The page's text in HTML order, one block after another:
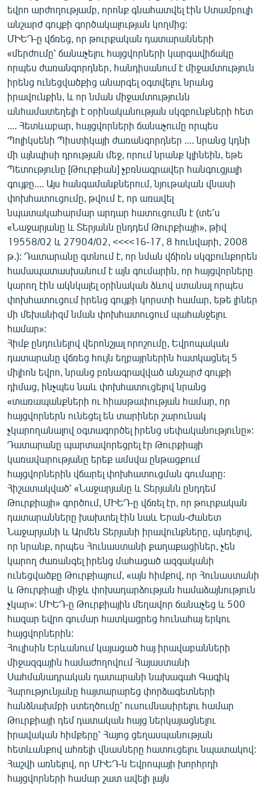
եվրո արժողությամբ, որոնք գնահատվել էին Ստամբուլի
անշարժ գույքի գործակալության կողմից:
ՄԻԵԴ-ը վճռեց, որ թուրքական դատարանների
«մերժումը՝ ճանաչելու հայցվորների կարգավիճակը
որպես ժառանգորդներ, հանդիսանում է միջամտություն
իրենց ունեցվածքից անարգել օգտվելու նրանց
իրավունքին, և որ նման միջամտությունն
անհամատեղելի է օրինականության սկզբունքների հետ
.... Հետևաբար, հայցվորների ճանաչումը որպես
Պոլիկսենի Պիստիկայի ժառանգորդներ .... նրանց կդնի
մի այնպիսի դրության մեջ, որում նրանք կլինեին, եթե
Պետությունը [Թուրքիան] չբռնագրավեր հանգուցյալի
գույքը.... Այս հանգամանքներում, նյութական վնասի
փոխհատուցումը, թվում է, որ առավել
նպատակահարմար արդար հատուցումն է (տե՛ս
«Նաջարյանը և Տերյանն ընդդեմ Թուրքիայի», թիվ
19558/02 և 27904/02, <<<<16-17, 8 հունվարի, 2008
թ.): Դատարանը գտնում է, որ նման վճիռն սկզբունքորեն
համապատասխանում է այն գումարին, որ հայցվորները
կարող էին ակնկալել օրինական ձևով ստանալ որպես
փոխհատուցում իրենց գույքի կորստի համար, եթե լիներ
մի մեխանիզմ նման փոխհատուցում պահանջելու
համար»:
Հիմք ընդունելով վերոնշյալ որոշումը, Եվրոպական
դատարանը վճռեց հույն եղբայրներին հատկացնել 5
միլիոն եվրո, նրանց բռնագրավված անշարժ գույքի
դիմաց, ինչպես նաև փոխհատուցելով նրանց
«տառապանքների ու հիասթափության համար, որ
հայցվորներն ունեցել են տարիներ շարունակ
չկարողանալով օգտագործել իրենց սեփականությունը»:
Դատարանը պարտավորեցրել էր Թուրքիայի
կառավարությանը երեք ամսվա ընթացքում
հայցվորներին վճարել փոխհատուցման գումարը:
Հիշատակված՝ «Նաջարյանը և Տերյանն ընդդեմ
Թուրքիայի» գործում, ՄԻԵԴ-ը վճռել էր, որ թուրքական
դատարանները խախտել էին նաև Երան-Ժանետ
Նաջարյանի և Արմեն Տերյանի իրավունքները, պնդելով,
որ նրանք, որպես Հունաստանի քաղաքացիներ, չեն
կարող ժառանգել իրենց մահացած ազգականի
ունեցվածքը Թուրքիայում, «այն հիմքով, որ Հունաստանի
և Թուրքիայի միջև փոխադարձության համաձայնություն
չկար»: ՄԻԵԴ-ը Թուրքիային մեղավոր ճանաչեց և 500
հազար եվրո գումար հատկացրեց հունահայ երկու
հայցվորներին:
Հուլիսին Երևանում կայացած հայ իրավաբանների
միջազգային համաժողովում Հայաստանի
Սահմանադրական դատարանի նախագահ Գագիկ
Հարությունյանը հայտարարեց փորձագետների
հանձնախմբի ստեղծումը՝ ուսումնասիրելու համար
Թուրքիայի դեմ դատական հայց ներկայացնելու
իրավական հիմքերը՝ Հայոց ցեղասպանության
հետևանքով ահռելի վնասները հատուցելու նպատակով:
Հաշվի առնելով, որ ՄԻԵԴ-ն Եվրոպայի խորհրդի
հայցվորների համար շատ ավելի լայն